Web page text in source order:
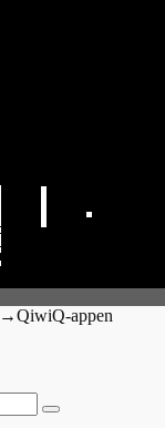
→QiwiQ-appen